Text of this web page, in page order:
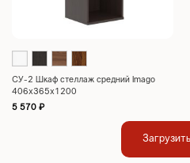
СУ-2 Шкаф стеллаж средний Imago
406х365х1200
5 570 ₽